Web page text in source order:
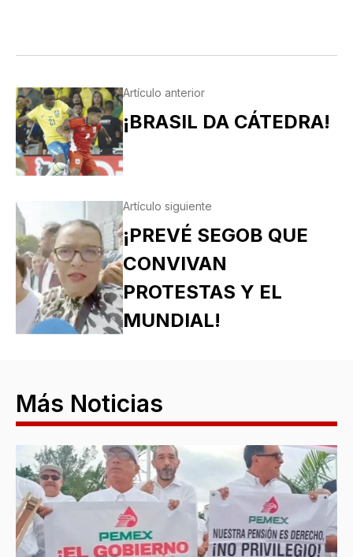
Artículo anterior
¡BRASIL DA CÁTEDRA!
Artículo siguiente
¡PREVÉ SEGOB QUE
CONVIVAN
PROTESTAS Y EL
MUNDIAL!
Más Noticias